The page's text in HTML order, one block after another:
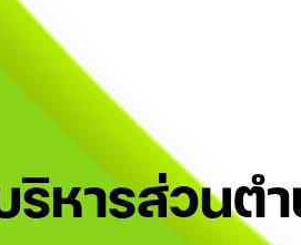
ริหารส่วนต